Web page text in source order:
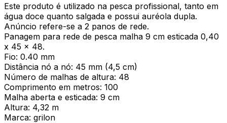
Este produto é utilizado na pesca profissional, tanto em
água doce quanto salgada e possui auréola dupla.
Anúncio refere-se a 2 panos de rede.
Panagem para rede de pesca malha 9 cm esticada 0,40
x 45 x 48.
Fio: 0.40 mm
Distância nó a nó: 45 mm (4,5 cm)
Número de malhas de altura: 48
Comprimento em metros: 100
Malha aberta e esticada: 9 cm
Altura: 4,32 m
Marca: grilon